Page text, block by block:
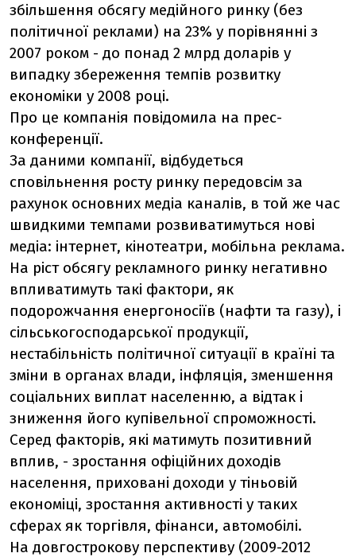
збільшення обсягу медійного ринку (без
політичної реклами) на 23% у порівнянні з
2007 роком - до понад 2 млрд доларів у
випадку збереження темпів розвитку
економіки у 2008 році.
Про це компанія повідомила на прес-
конференції.
За даними компанії, відбудеться
сповільнення росту ринку передовсім за
рахунок основних медіа каналів, в той же час
швидкими темпами розвиватимуться нові
медіа: інтернет, кінотеатри, мобільна реклама.
На ріст обсягу рекламного ринку негативно
впливатимуть такі фактори, як
подорожчання енергоносіїв (нафти та газу), і
сільськогосподарської продукції,
нестабільність політичної ситуації в країні та
зміни в органах влади, інфляція, зменшення
соціальних виплат населенню, а відтак і
зниження його купівельної спроможності.
Серед факторів, які матимуть позитивний
вплив, - зростання офіційних доходів
населення, приховані доходи у тіньовій
економіці, зростання активності у таких
сферах як торгівля, фінанси, автомобілі.
На довгострокову перспективу (2009-2012